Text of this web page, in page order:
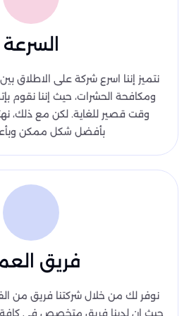
السرعة
نتميز إننا اسرع شركة على الاطلاق
ومكافحة الحشرات، حيث إننا نقوم
وقت قصير للغاية. لكن مع ذلك،
بأفضل شكل ممكن
فريق
نوفر لك من خلال شركتنا فريق من
حيث ان لدينا فريق متخصص في كافة